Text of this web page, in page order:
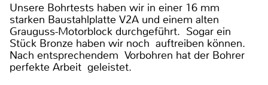
Unsere Bohrtests haben wir in einer 16 mm
starken Baustahlplatte V2A und einem alten
Grauguss-Motorblock durchgeführt. Sogar ein
Stück Bronze haben wir noch auftreiben können.
Nach entsprechendem Vorbohren hat der Bohrer
perfekte Arbeit geleistet.